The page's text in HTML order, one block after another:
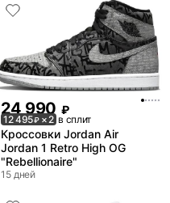
24 990 ₽
12 495₽ × 2 в сплит
Кроссовки Jordan Air
Jordan 1 Retro High OG
"Rebellionaire"
15 дней